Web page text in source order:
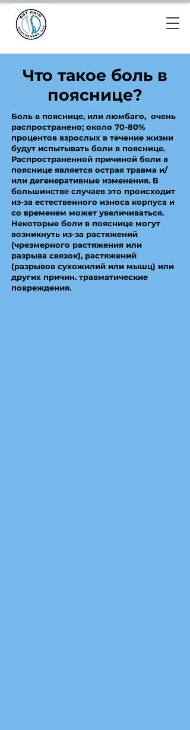
Что такое боль в
пояснице?
Боль в пояснице, или люмбаго, очень
распространено; около 70-80%
процентов взрослых в течение жизни
будут испытывать боли в пояснице.
Распространенной причиной боли в
пояснице является острая травма и/
или дегенеративные изменения. В
большинстве случаев это происходит
из-за естественного износа корпуса и
со временем может увеличиваться.
Некоторые боли в пояснице могут
возникнуть из-за растяжений
(чрезмерного растяжения или
разрыва связок), растяжений
(разрывов сухожилий или мышц) или
других причин. травматические
повреждения.